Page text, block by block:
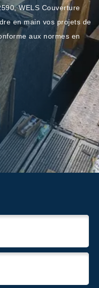
WELS Couverture
en main vos projets de
aux normes en